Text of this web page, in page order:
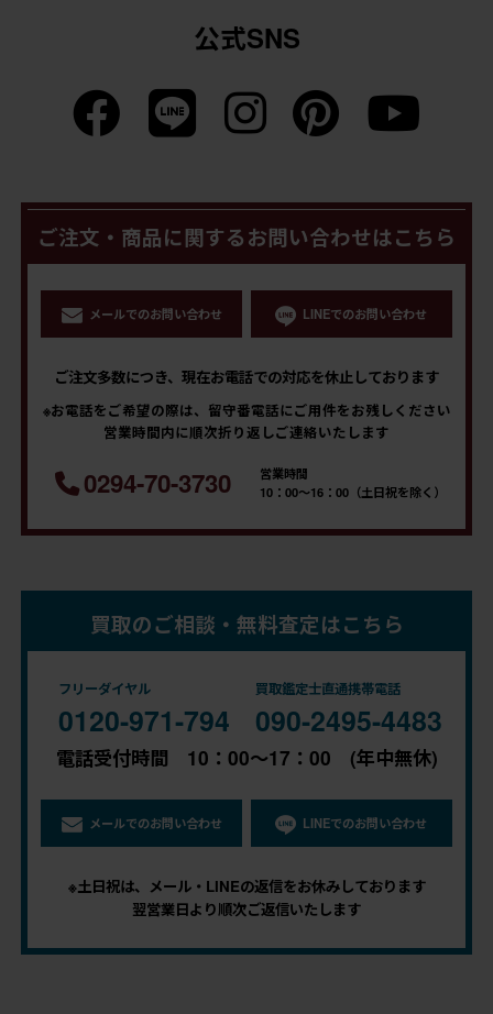
公式SNS
ご注文・商品に関するお問い合わせはこちら
メールでのお問い合わせ LINEでのお問い合わせ
ご注文多数につき、現在お電話での対応を休止しております
※お電話をご希望の際は、留守番電話にご用件をお残しください
営業時間内に順次折り返しご連絡いたします
0294-70-3730
営業時間
10：00～16：00（土日祝を除く）
買取のご相談・無料査定はこちら
フリーダイヤル
0120-971-794
買取鑑定士直通携帯電話
090-2495-4483
電話受付時間 10：00～17：00 (年中無休)
メールでのお問い合わせ LINEでのお問い合わせ
※土日祝は、メール・LINEの返信をお休みしております
翌営業日より順次ご返信いたします